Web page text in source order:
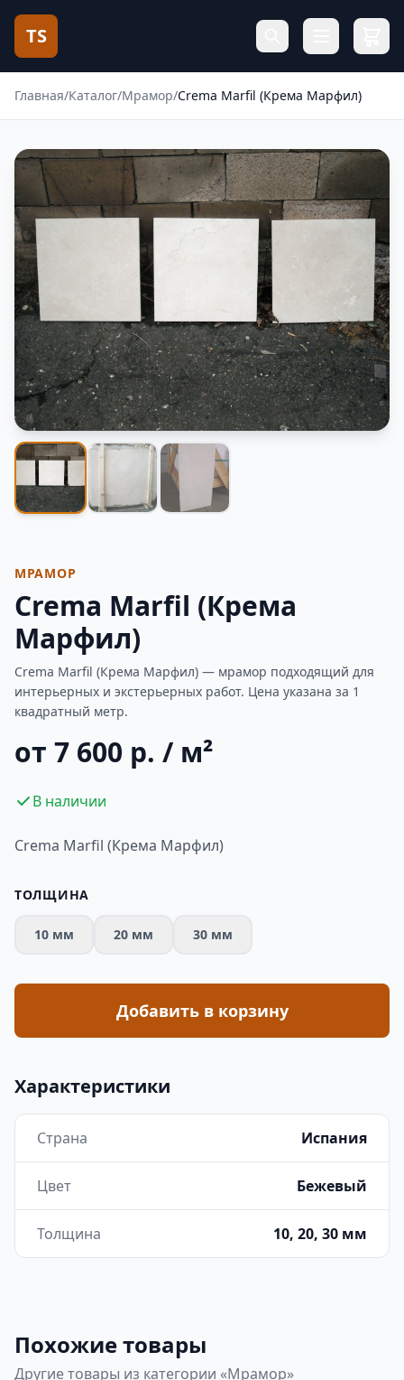
TS
Главная/Каталог/Мрамор/Crema Marfil (Крема Марфил)
Фотогалерея
МРАМОР
Crema Marfil (Крема
Марфил)
Crema Marfil (Крема Марфил) — мрамор подходящий для
интерьерных и экстерьерных работ. Цена указана за 1
квадратный метр.
от 7 600 р. / м²
В наличии
Crema Marfil (Крема Марфил)
ТОЛЩИНА
10 мм 20 мм 30 мм
Добавить в корзину
Характеристики
Страна Испания
Цвет Бежевый
Толщина 10, 20, 30 мм
Похожие товары
Другие товары из категории «Мрамор»